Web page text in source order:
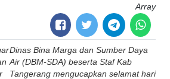
Array
Dinas Bina Marga dan Sumber Daya
Air (DBM-SDA) beserta Staf Kab
Tangerang mengucapkan selamat hari